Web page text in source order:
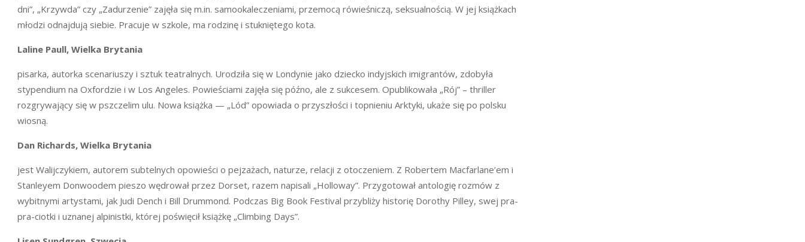
dni”, „Krzywda” czy „Zadurzenie” zajęła się m.in. samookaleczeniami, przemocą rówieśniczą, seksualnością. W jej książkach
młodzi odnajdują siebie. Pracuje w szkole, ma rodzinę i stukniętego kota.
Laline Paull, Wielka Brytania
pisarka, autorka scenariuszy i sztuk teatralnych. Urodziła się w Londynie jako dziecko indyjskich imigrantów, zdobyła
stypendium na Oxfordzie i w Los Angeles. Powieściami zajęła się późno, ale z sukcesem. Opublikowała „Rój” – thriller
rozgrywający się w pszczelim ulu. Nowa książka — „Lód” opowiada o przyszłości i topnieniu Arktyki, ukaże się po polsku
wiosną.
Dan Richards, Wielka Brytania
jest Walijczykiem, autorem subtelnych opowieści o pejzażach, naturze, relacji z otoczeniem. Z Robertem Macfarlane’em i
Stanleyem Donwoodem pieszo wędrował przez Dorset, razem napisali „Holloway”. Przygotował antologię rozmów z
wybitnymi artystami, jak Judi Dench i Bill Drummond. Podczas Big Book Festival przybliży historię Dorothy Pilley, swej pra-
pra-ciotki i uznanej alpinistki, której poświęcił książkę „Climbing Days”.